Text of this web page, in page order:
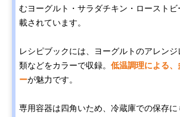
むヨーグルト・サラダチキン・ロースト
載されています。
レシピブックには、ヨーグルトのアレン
類などをカラーで収録。 低温調理による、
ーが魅力です。
専用容器は四角いため、冷蔵庫での保存